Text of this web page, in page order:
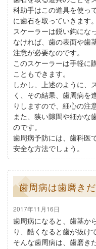
科助手はこの道具を使っ
に歯石を取っていきます。
スケーラーは鋭い鈎にな
なければ、歯の表面や歯
注意が必要なのです。
このスケーラーは手軽に
こともできます。
しかし、上述のように、
く、その結果、歯周病を
りしますので、細心の注
また、狭い隙間や細かな
のです。
歯周病予防には、歯科医
安全な方法でしょう。
歯周病は歯磨き
2017年11月16日
歯周病になると、歯茎か
り、酷くなると歯が抜け
そんな歯周病は、歯磨き